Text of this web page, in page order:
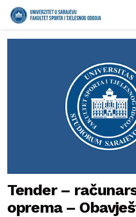
Tender –
oprema –